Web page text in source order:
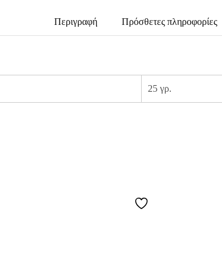
Περιγραφή Πρόσθετες πληροφορίες
25 γρ.